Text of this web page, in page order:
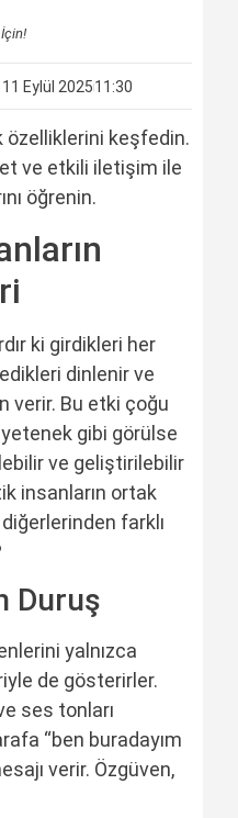
11 Eylül 202511:30
özelliklerini keşfedin.
ve etkili iletişim ile
öğrenin.
ki girdikleri her
dinlenir ve
verir. Bu etki çoğu
gibi görülse
ve geliştirilebilir
insanların ortak
farklı
Duruş
yalnızca
de gösterirler.
ses tonları
“ben buradayım
verir. Özgüven,